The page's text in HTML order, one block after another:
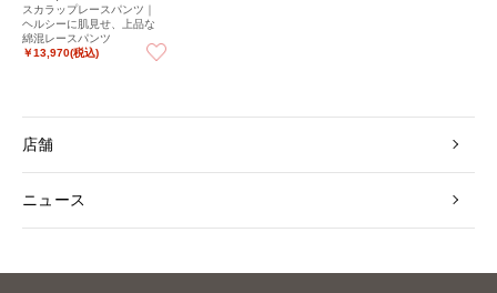
スカラップレースパンツ｜
ヘルシーに肌見せ、上品な
綿混レースパンツ
￥13,970(税込)
店舗
ニュース